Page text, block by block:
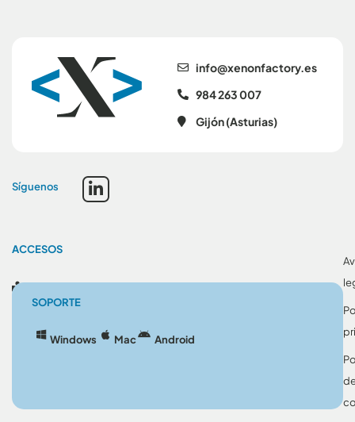
se.yrotcafnonex@ofni
984 263 007
Gijón (Asturias)
Síguenos
ACCESOS
SOPORTE
Windows Mac Android